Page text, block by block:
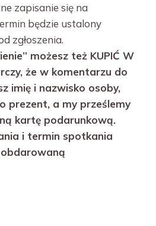
zapisanie się na
będzie ustalony
zgłoszenia.
możesz też KUPIĆ W
że w komentarzu do
imię i nazwisko osoby,
prezent, a my prześlemy
kartę podarunkową.
i termin spotkania